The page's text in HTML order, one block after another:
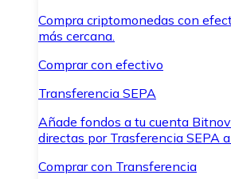
Compra criptomonedas con
más cercana.
Comprar con efectivo
Transferencia SEPA
Añade fondos a tu cuenta
directas por Trasferencia SEPA
Comprar con Transferencia